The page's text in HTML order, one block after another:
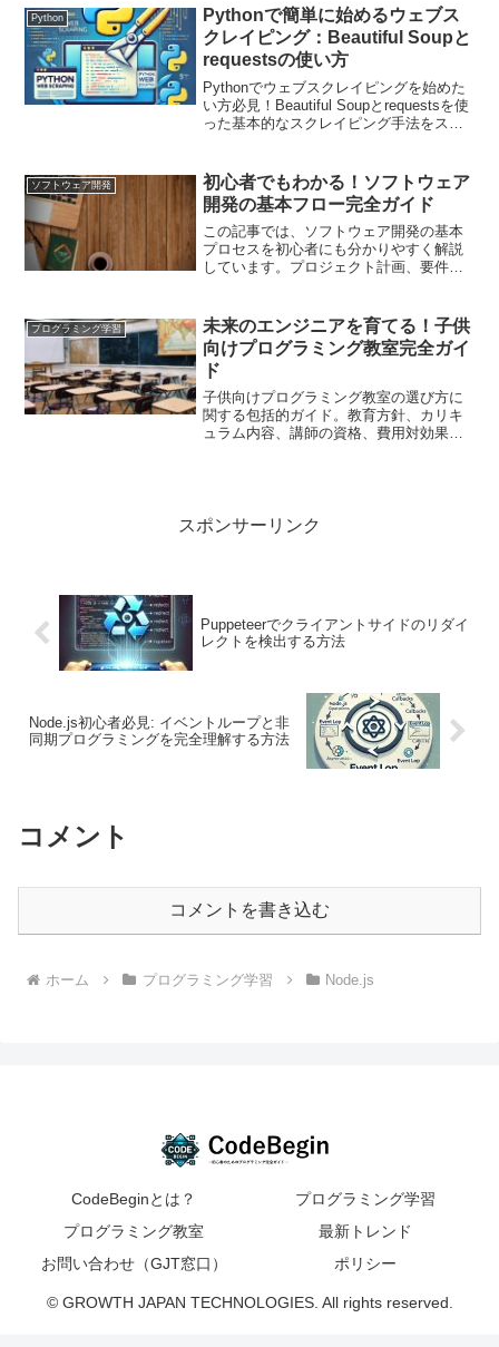
で、誰もが自身のスキルを向上させ、プ
ロジェクトを成功に導くための実践的な
アドバイスを提供します。
Python
Pythonで簡単に始めるウェブス
クレイピング：Beautiful Soupと
requestsの使い方
Pythonでウェブスクレイピングを始めた
い方必見！Beautiful Soupとrequestsを使
った基本的なスクレイピング手法をステ
ソフトウェア開発
初心者でもわかる！ソフトウェア
開発の基本フロー完全ガイド
この記事では、ソフトウェア開発の基本
プロセスを初心者にも分かりやすく解説
しています。プロジェクト計画、要件定
詳しく説明し、実践的な例を交えていま
す。ソフトウェア開発の基礎知識を身に
つけ、効率的かつ成功する開発プロジェ
クトを実現するためのガイドです。
プログラミング学習
未来のエンジニアを育てる！子供
向けプログラミング教室完全ガイ
ド
子供向けプログラミング教室の選び方に
関する包括的ガイド。教育方針、カリキ
ュラム内容、講師の資格、費用対効果、
す。
スポンサーリンク
Puppeteerでクライアントサイドのリダイ
レクトを検出する方法
Node.js初心者必見: イベントループと非
同期プログラミングを完全理解する方法
コメント
コメントを書き込む
ホーム プログラミング学習 Node.js
CodeBeginとは？
プログラミング学習
プログラミング教室
最新トレンド
お問い合わせ（GJT窓口）
ポリシー
© GROWTH JAPAN TECHNOLOGIES. All rights reserved.